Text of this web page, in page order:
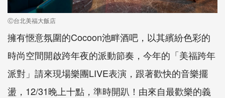
Ⓒ台北美福大飯店
擁有愜意氛圍的Cocoon池畔酒吧，以其繽紛色彩的
時尚空間開啟跨年夜的派動節奏，今年的「美福跨年
派對」請來現場樂團LIVE表演，跟著歡快的音樂擺
盪，12/31晚上十點，準時開趴！由來自最歡樂的義